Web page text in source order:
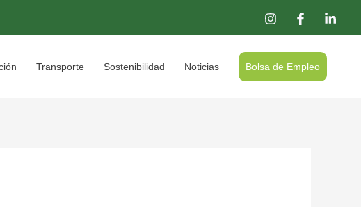
Transporte Sostenibilidad Noticias Bolsa de Empleo